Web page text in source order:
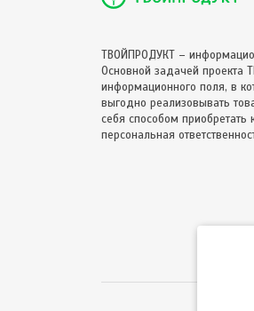
ТВОЙПРОДУКТ –
Основной задачей проекта
информационного поля, в
выгодно реализовывать
себя способом приобретать
персональная